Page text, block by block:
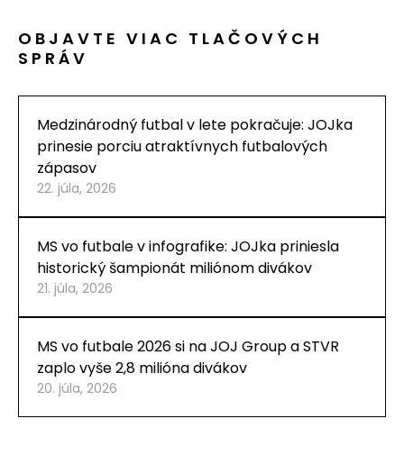
OBJAVTE VIAC TLAČOVÝCH
SPRÁV
Medzinárodný futbal v lete pokračuje: JOJka
prinesie porciu atraktívnych futbalových
zápasov
22. júla, 2026
MS vo futbale v infografike: JOJka priniesla
historický šampionát miliónom divákov
21. júla, 2026
MS vo futbale 2026 si na JOJ Group a STVR
zaplo vyše 2,8 milióna divákov
20. júla, 2026